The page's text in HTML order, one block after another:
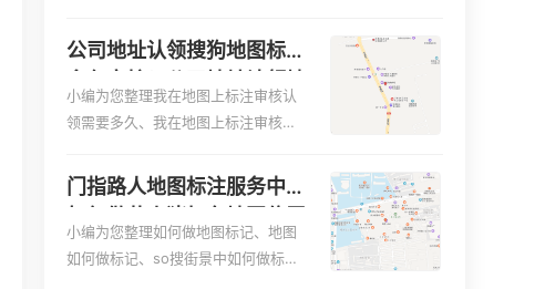
更容易地找到商户的实际位置。特别
是对于新客户或不熟悉该地区的客户
来说，地图标注可以提供明确的导航
指引，减少客户的迷路和浪费时间的
实体指路人地图标注服务中心面的存
在。对于一些客户来说，实体指路人
地
图、家政公司如何入驻美团相关地图
标注知识，详情可查看下方正文！
公司地址认领搜狗地图标注
图标注多久审核？
小编为您整理我在地图上标注审核认
领需要多久、我在地图上标注审核认
领需要多久i、我在地图上标注审核认
领需要多久Y、搜狗地图标注要多久才
显示相关地图标注知识，详情可查看
下方正文！
门指路人地图标注服务中心
标记？门指路人地图标注服
小编为您整理如何做地图标记、地图
如何做标记、so搜街景中如何做标